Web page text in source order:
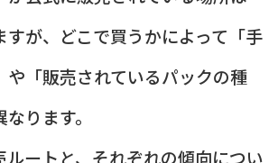
すが、どこで買うかによって「手
や「販売されているパックの種
ります。
ルートと、それぞれの傾向につい